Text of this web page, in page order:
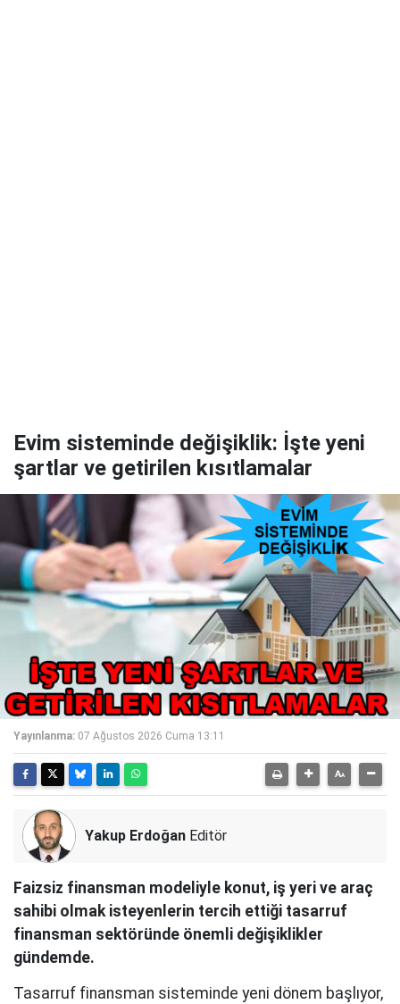
Evim sisteminde değişiklik: İşte yeni
şartlar ve getirilen kısıtlamalar
Yayınlanma: 07 Ağustos 2026 Cuma 13:11
Yakup Erdoğan Editör
Faizsiz finansman modeliyle konut, iş yeri ve araç
sahibi olmak isteyenlerin tercih ettiği tasarruf
finansman sektöründe önemli değişiklikler
gündemde.
Tasarruf finansman sisteminde yeni dönem başlıyor,